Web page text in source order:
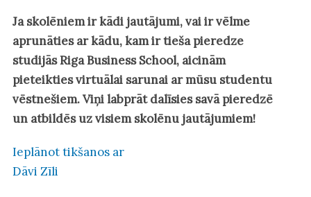
Ja skolēniem ir kādi jautājumi, vai ir vēlme
aprunāties ar kādu, kam ir tieša pieredze
studijās Riga Business School, aicinām
pieteikties virtuālai sarunai ar mūsu studentu
vēstnešiem. Viņi labprāt dalīsies savā pieredzē
un atbildēs uz visiem skolēnu jautājumiem!
Ieplānot tikšanos ar
Dāvi Zīli